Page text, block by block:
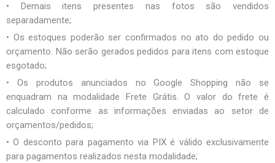
• Demais itens presentes nas fotos são vendidos
separadamente;
• Os estoques poderão ser confirmados no ato do pedido ou
orçamento. Não serão gerados pedidos para itens com estoque
esgotado;
• Os produtos anunciados no Google Shopping não se
enquadram na modalidade Frete Grátis. O valor do frete é
calculado conforme as informações enviadas ao setor de
orçamentos/pedidos;
• O desconto para pagamento via PIX é válido exclusivamente
para pagamentos realizados nesta modalidade;